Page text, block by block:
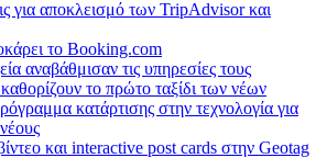
για αποκλεισμό των TripAdvisor και
το Booking.com
αναβάθμισαν τις υπηρεσίες τους
το πρώτο ταξίδι των νέων
κατάρτισης στην τεχνολογία για
και interactive post cards στην Geotag